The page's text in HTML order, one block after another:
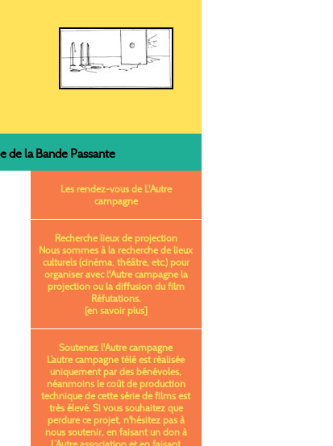
de la Bande Passante
Les rendez-vous de L'Autre
campagne
Recherche lieux de projection
Nous sommes à la recherche de lieux
culturels (cinéma, théâtre, etc.) pour
organiser avec l'Autre campagne la
projection ou la diffusion du film
Réfutations.
[en savoir plus]
Soutenez l'Autre campagne
L’autre campagne télé est réalisée
uniquement par des bénévoles,
néanmoins le coût de production
technique de cette série de films est
très élevé. Si vous souhaitez que
perdure ce projet, n'hésitez pas à
nous soutenir, en faisant un don à